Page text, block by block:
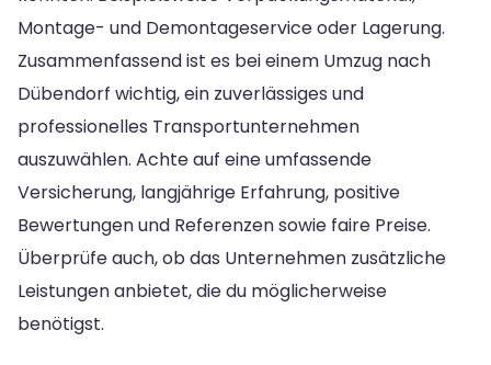
Montage- und Demontageservice oder Lagerung.
Zusammenfassend ist es bei einem Umzug nach
Dübendorf wichtig, ein zuverlässiges und
professionelles Transportunternehmen
auszuwählen. Achte auf eine umfassende
Versicherung, langjährige Erfahrung, positive
Bewertungen und Referenzen sowie faire Preise.
Überprüfe auch, ob das Unternehmen zusätzliche
Leistungen anbietet, die du möglicherweise
benötigst.